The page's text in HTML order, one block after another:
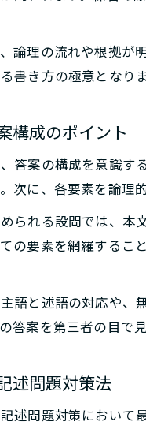
本
過去
山
論理の流れや根拠が
書き方の極意となりま
構成のポイント
答案の構成を意識す
次に、各要素を論理
られる設問では、本
の要素を網羅する
語と述語の対応や、
答案を第三者の目で
述問題対策法
述問題対策において